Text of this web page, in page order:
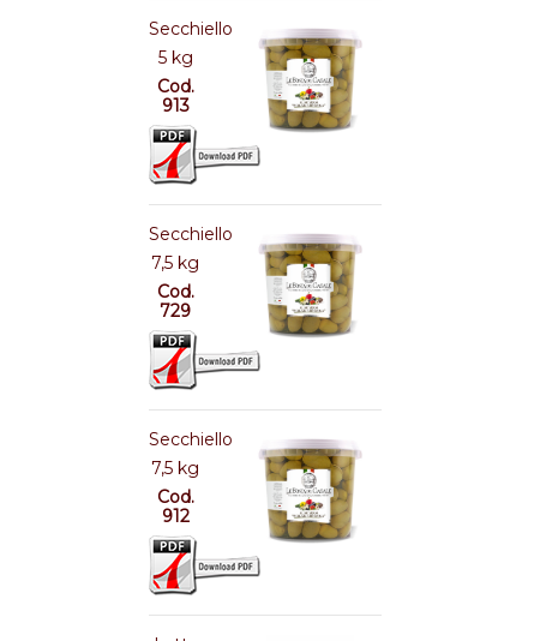
Secchiello
5 kg
Cod.
913
Secchiello
7,5 kg
Cod.
729
Secchiello
7,5 kg
Cod.
912